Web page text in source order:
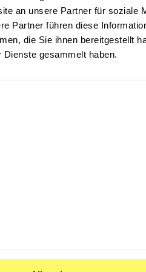
an unsere Partner für soziale
Partner führen diese
die Sie ihnen bereitgestellt
gesammelt haben.
zu Wissen, Sichtbarkeit für
Kontakte den Unterschied